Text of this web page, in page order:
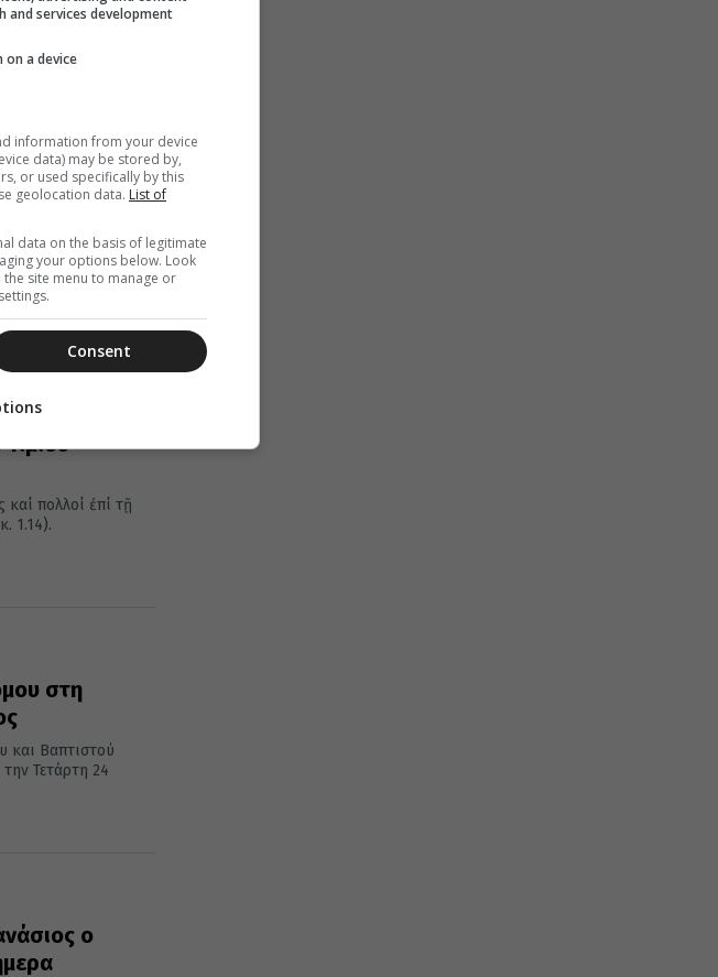
το Γενέθλιο
Εορτές και
ιστορικά, πολιτικά,
θάνατοι που
καί πολ­λοί ἐπί τῇ
1.14).
στη
και Βαπτιστού
Τετάρτη 24
ο
and services development
a device
information from your device
data) may be stored by,
or used specifically by this
geolocation data. List of
data on the basis of legitimate
your options below. Look
site menu to manage or
Consent